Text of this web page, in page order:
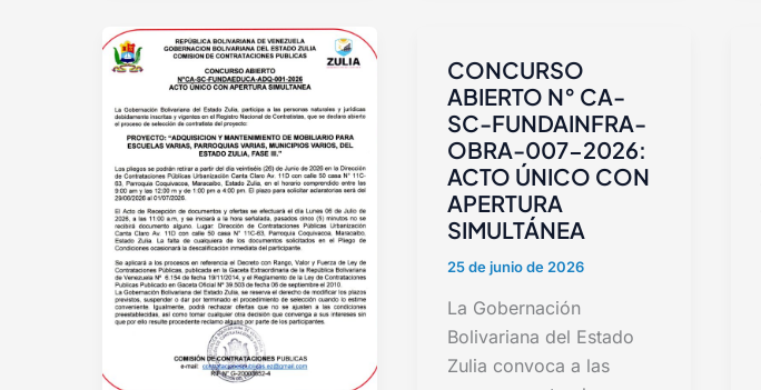
CONCURSO
ABIERTO N° CA-
SC-FUNDAINFRA-
OBRA-007-2026:
ACTO ÚNICO CON
APERTURA
SIMULTÁNEA
25 de junio de 2026
La Gobernación
Bolivariana del Estado
Zulia convoca a las